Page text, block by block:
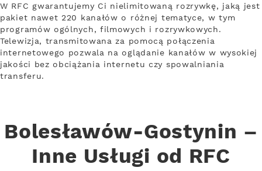
W RFC gwarantujemy Ci nielimitowaną rozrywkę, jaką jest
pakiet nawet 220 kanałów o różnej tematyce, w tym
programów ogólnych, filmowych i rozrywkowych.
Telewizja, transmitowana za pomocą połączenia
internetowego pozwala na oglądanie kanałów w wysokiej
jakości bez obciążania internetu czy spowalniania
transferu.
Bolesławów-Gostynin –
Inne Usługi od RFC